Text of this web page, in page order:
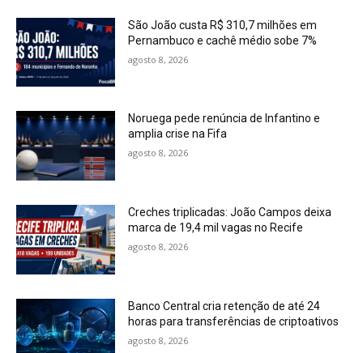
São João custa R$ 310,7 milhões em
Pernambuco e cachê médio sobe 7%
agosto 8, 2026
Noruega pede renúncia de Infantino e
amplia crise na Fifa
agosto 8, 2026
Creches triplicadas: João Campos deixa
marca de 19,4 mil vagas no Recife
agosto 8, 2026
Banco Central cria retenção de até 24
horas para transferências de criptoativos
agosto 8, 2026